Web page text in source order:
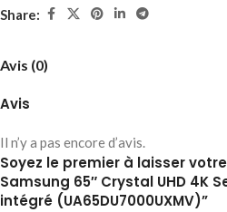
Share:
Avis (0)
Avis
Il n’y a pas encore d’avis.
Soyez le premier à laisser
Samsung 65″ Crystal UHD 4K
intégré (UA65DU7000UXMV)”